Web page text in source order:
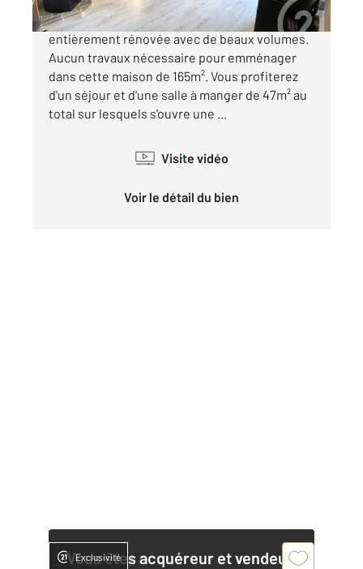
Villieu-Loyes-Mollon, Maison de village
entièrement rénovée avec de beaux volumes.
Aucun travaux nécessaire pour emménager
dans cette maison de 165m². Vous profiterez
d'un séjour et d'une salle à manger de 47m² au
total sur lesquels s'ouvre une ...
Visite vidéo
Voir le détail du bien
Vous êtes acquéreur et vendeur,
Exclusivité